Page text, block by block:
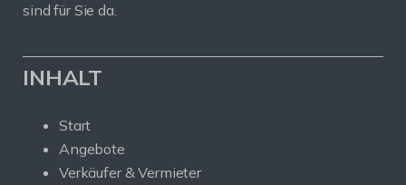
sind für Sie da.
INHALT
Start
Angebote
Verkäufer & Vermieter